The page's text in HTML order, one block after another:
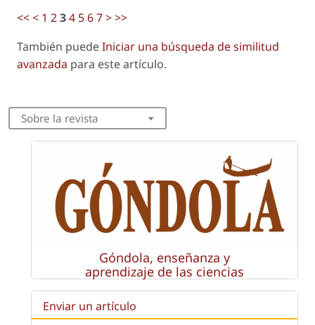
<<< 1 234 567>>>
También puedeIniciar una búsqueda de similitud
avanzada para este artículo.
Sobre la revista
Góndola, enseñanza y
aprendizaje de las ciencias
Enviar un artículo